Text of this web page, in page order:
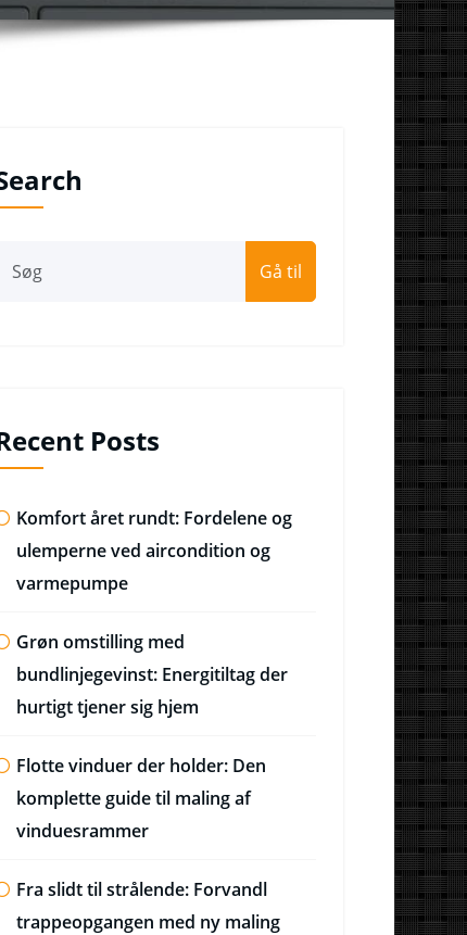
Gå til
Posts
Komfort året rundt: Fordelene og
ulemperne ved aircondition og
varmepumpe
Grøn omstilling med
bundlinjegevinst: Energitiltag der
hurtigt tjener sig hjem
Flotte vinduer der holder: Den
komplette guide til maling af
vinduesrammer
Fra slidt til strålende: Forvandl
trappeopgangen med ny maling